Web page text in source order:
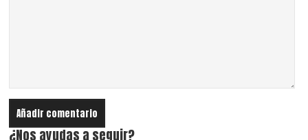
¿Nos ayudas a seguir?